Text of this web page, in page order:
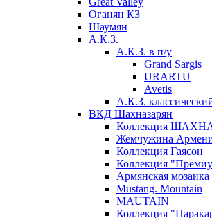
Оганян КЗ
Шаумян
А.К.З.
А.К.З. в п/у
Grand Sargis
URARTU
Avetis
А.К.З.
ВКД Шахназарян
Коллекция
Жемчужина
Коллекция Гаясон
Коллекция
Армянская мозаика
Mustang. Mountain
MAUTAIN
Коллекция